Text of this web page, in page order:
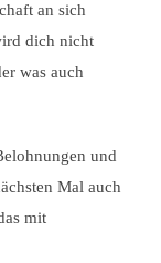
an sich
dich nicht
was auch
und
Mal auch
mit